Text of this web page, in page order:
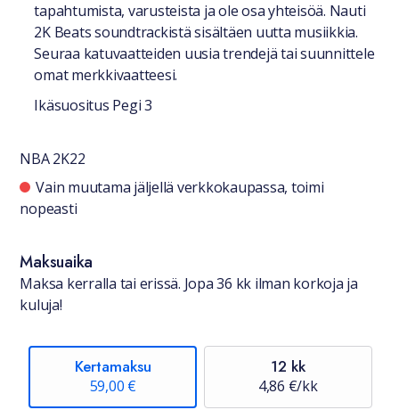
tapahtumista, varusteista ja ole osa yhteisöä. Nauti
2K Beats soundtrackistä sisältäen uutta musiikkia.
Seuraa katuvaatteiden uusia trendejä tai suunnittele
omat merkkivaatteesi.
Ikäsuositus Pegi 3
NBA 2K22
Saatavuustiedot
Vain muutama jäljellä verkkokaupassa, toimi
nopeasti
Maksuaika
Maksa kerralla tai erissä. Jopa 36 kk ilman korkoja ja
kuluja!
Kertamaksu
59,00 €
12 kk
4,86 €/kk